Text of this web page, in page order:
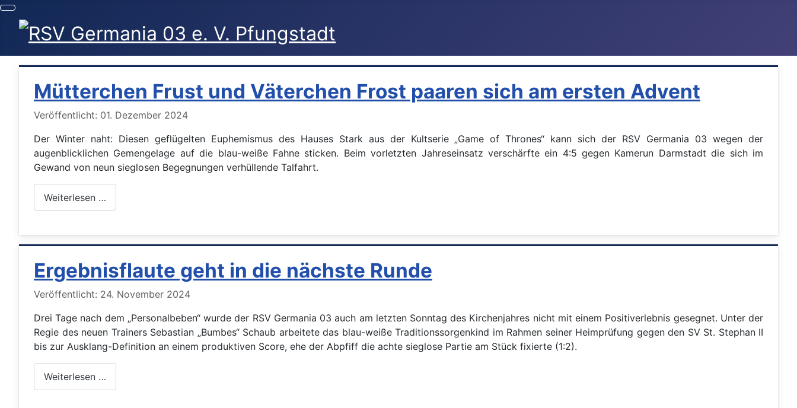
Mütterchen Frust und Väterchen Frost paaren sich am ersten Advent
Details
Veröffentlicht: 01. Dezember 2024
Der Winter naht: Diesen geflügelten Euphemismus des Hauses Stark aus der Kultserie „Game of Thrones“ kann sich der RSV Germania 03 wegen der
augenblicklichen Gemengelage auf die blau-weiße Fahne sticken. Beim vorletzten Jahreseinsatz verschärfte ein 4:5 gegen Kamerun Darmstadt die sich im
Gewand von neun sieglosen Begegnungen verhüllende Talfahrt.
Weiterlesen …
Ergebnisflaute geht in die nächste Runde
Details
Veröffentlicht: 24. November 2024
Drei Tage nach dem „Personalbeben“ wurde der RSV Germania 03 auch am letzten Sonntag des Kirchenjahres nicht mit einem Positiverlebnis gesegnet. Unter der
Regie des neuen Trainers Sebastian „Bumbes“ Schaub arbeitete das blau-weiße Traditionssorgenkind im Rahmen seiner Heimprüfung gegen den SV St. Stephan II
bis zur Ausklang-Definition an einem produktiven Score, ehe der Abpfiff die achte sieglose Partie am Stück fixierte (1:2).
Weiterlesen …